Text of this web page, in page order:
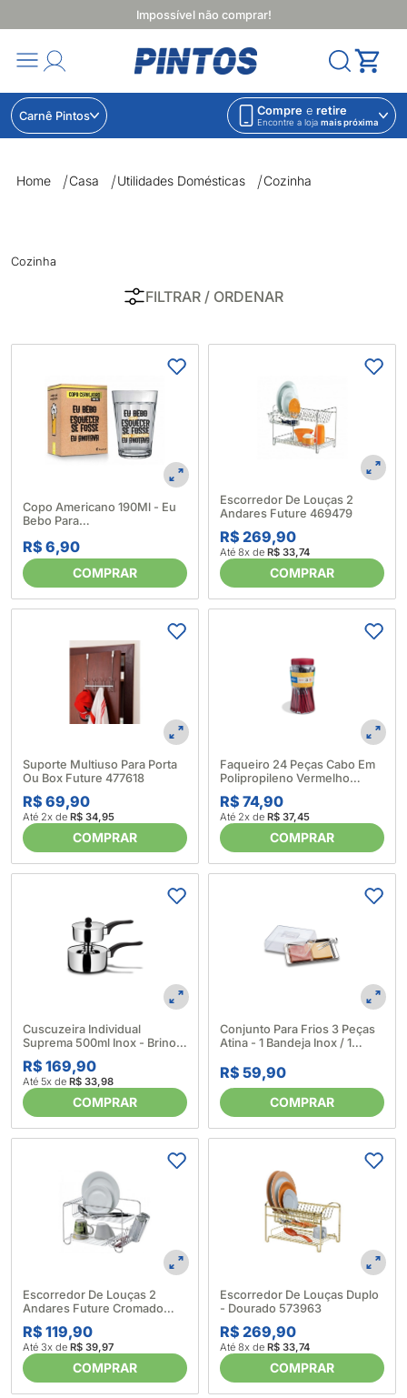
Impossível não comprar!
Carnê Pintos Compre e retire
Encontre a loja mais próxima
Home
Casa Utilidades Domésticas Cozinha
Cozinha
FILTRAR / ORDENAR
Copo Americano 190Ml - Eu
Bebo Para
R$ 6,90
COMPRAR
Escorredor De Louças 2
Andares Future 469479
R$ 269,90
Até 8x de R$ 33,74
COMPRAR
Suporte Multiuso Para Porta
Ou Box Future 477618
R$ 69,90
Até 2x de R$ 34,95
COMPRAR
Faqueiro 24 Peças Cabo Em
Polipropileno Vermelho
Itaparica Brinox 422364
R$ 74,90
Até 2x de R$ 37,45
COMPRAR
Cuscuzeira Individual
Suprema 500ml Inox - Brinox
(328131)
R$ 169,90
Até 5x de R$ 33,98
COMPRAR
Conjunto Para Frios 3 Peças
Atina - 1 Bandeja Inox / 1
Frios 252522
R$ 59,90
COMPRAR
Escorredor De Louças 2
Andares Future Cromado
583814
R$ 119,90
Até 3x de R$ 39,97
COMPRAR
Escorredor De Louças Duplo
- Dourado 573963
R$ 269,90
Até 8x de R$ 33,74
COMPRAR